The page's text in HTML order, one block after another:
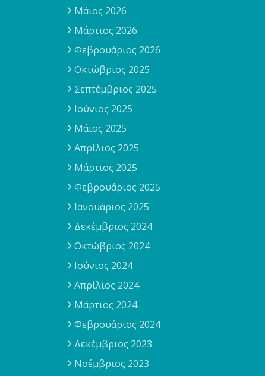
Μάιος 2026
Μάρτιος 2026
Φεβρουάριος 2026
Οκτώβριος 2025
Σεπτέμβριος 2025
Ιούνιος 2025
Μάιος 2025
Απρίλιος 2025
Μάρτιος 2025
Φεβρουάριος 2025
Ιανουάριος 2025
Δεκέμβριος 2024
Οκτώβριος 2024
Ιούνιος 2024
Απρίλιος 2024
Μάρτιος 2024
Φεβρουάριος 2024
Δεκέμβριος 2023
Νοέμβριος 2023